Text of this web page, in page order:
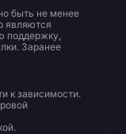
быть не менее
являются
поддержку,
Заранее
к зависимости.